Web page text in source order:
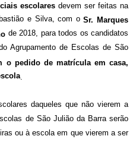
escolares devem ser feitas na
e Silva, com oSr. Marques
de 2018, para todos os candidatos
Agrupamento de Escolas de São
o pedido de matrícula em casa,
.
daqueles que não vierem a
de São Julião da Barra serão
ou à escola em que vierem a ser